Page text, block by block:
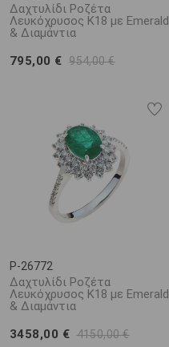
Δαχτυλίδι Ροζέτα
Λευκόχρυσος Κ18 με Emerald
& Διαμάντια
795,00 € 954,00 €
P-26772
Δαχτυλίδι Ροζέτα
Λευκόχρυσος Κ18 με Emerald
& Διαμάντια
3458,00 € 4150,00 €